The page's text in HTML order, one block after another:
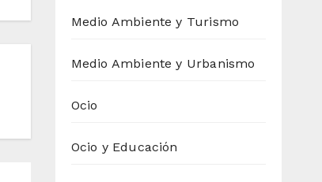
Medio Ambiente y Turismo
Medio Ambiente y Urbanismo
Ocio
Ocio y Educación